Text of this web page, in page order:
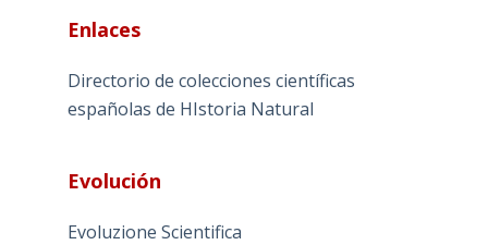
Enlaces
Directorio de colecciones científicas
españolas de HIstoria Natural
Evolución
Evoluzione Scientifica